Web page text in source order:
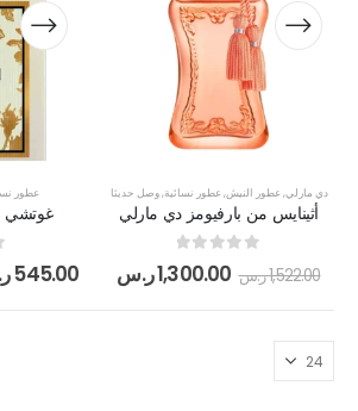
دي مارلي,عطور النيش,عطور نسائية,وصل حديثا
أثينايس من بارفيومز دي مارلي
1,522.00ر.س 1,300.00ر.س
عطور
غوتشي
545.00